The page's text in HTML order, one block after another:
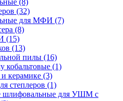
(8)
(32)
для МФИ (7)
(8)
(15)
(13)
пилы (16)
кобальтовые (1)
керамике (3)
степлеров (1)
шлифовальные для УШМ с